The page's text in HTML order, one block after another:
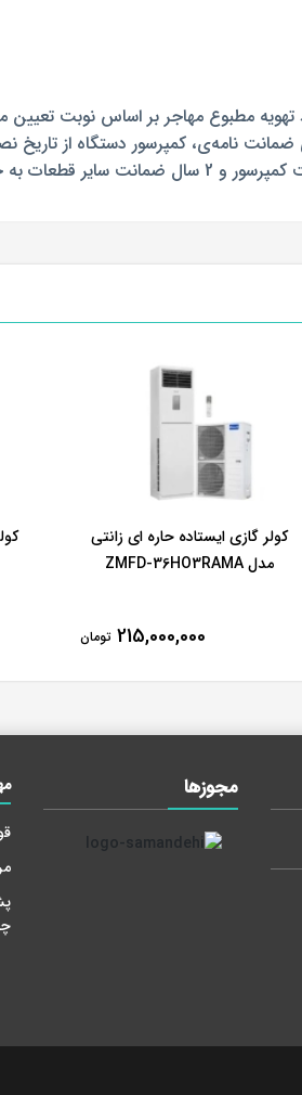
کولر گازی ایستاده حاره ای زانتی
مدل ZMFD-36HO3RAMA
215,000,000 تومان
مجوز‌ها